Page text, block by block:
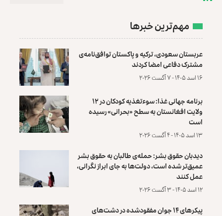
مهم‌ترین خبرها
عربستان سعودی، ترکیه و پاکستان توافق‌نامه‌ی
مشترک دفاعی امضا کردند
۱۶ اسد ۱۴۰۵ - ۷ آگست ۲۰۲۶
برنامه جهانی غذا: سوءتغذیه کودکان در ۱۲
ولایت افغانستان به سطح «بحرانی» رسیده
است
۱۳ اسد ۱۴۰۵ - ۴ آگست ۲۰۲۶
دیدبان حقوق بشر: حمله‌ی طالبان به حقوق بشر
عمیق‌تر شده است، دولت‌ها به جای ابراز نگرانی،
عمل کنند
۱۲ اسد ۱۴۰۵ - ۳ آگست ۲۰۲۶
پیکرهای ۱۴ جوان مفقودشده در دشت‌های